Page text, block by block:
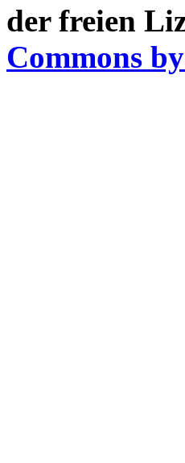
der freien
Commons